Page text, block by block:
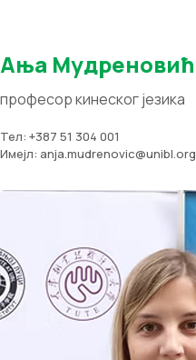
Ања Мудреновић
професор кинеског језика
Тел: +387 51 304 001
Имејл: anja.mudrenovic@unibl.org